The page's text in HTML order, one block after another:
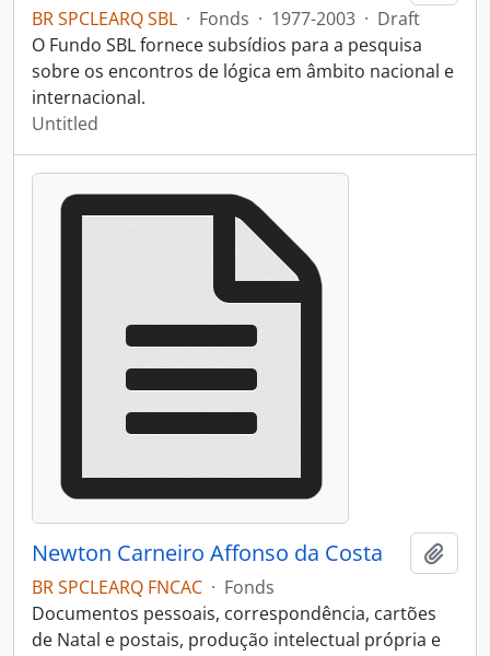
BR SPCLEARQ SBL · Fonds · 1977-2003 · Draft
O Fundo SBL fornece subsídios para a pesquisa
sobre os encontros de lógica em âmbito nacional e
internacional.
Untitled
Newton Carneiro Affonso da Costa
BR SPCLEARQ FNCAC · Fonds
Documentos pessoais, correspondência, cartões
de Natal e postais, produção intelectual própria e